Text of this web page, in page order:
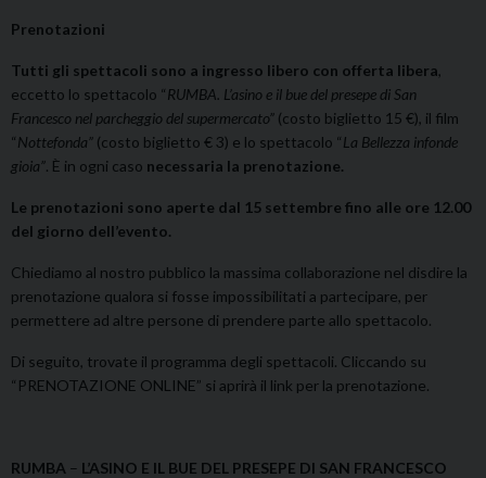
Prenotazioni
Tutti gli spettacoli sono a ingresso libero con offerta libera
eccetto lo spettacolo “RUMBA. L’asino e il bue del presepe di San
Francesco nel parcheggio del supermercato” (costo biglietto 15 €), il film
“Nottefonda” (costo biglietto € 3) e lo spettacolo “La Bellezza infonde
gioia”. È in ogni caso necessaria la prenotazione.
Le prenotazioni sono aperte dal 15 settembre fino alle ore 12.00
del giorno dell’evento.
Chiediamo al nostro pubblico la massima collaborazione nel disdire la
prenotazione qualora si fosse impossibilitati a partecipare, per
permettere ad altre persone di prendere parte allo spettacolo.
Di seguito, trovate il programma degli spettacoli. Cliccando su
“PRENOTAZIONE ONLINE” si aprirà il link per la prenotazione.
RUMBA – L’ASINO E IL BUE DEL PRESEPE DI SAN FRANCESCO